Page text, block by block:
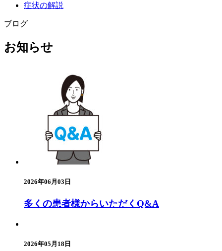
症状の解説
ブログ
お知らせ
2026年06月03日
多くの患者様からいただくQ&A
2026年05月18日